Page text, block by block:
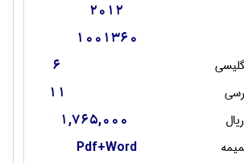
2012
1001360
6
11
1,765,000
Pdf+Word